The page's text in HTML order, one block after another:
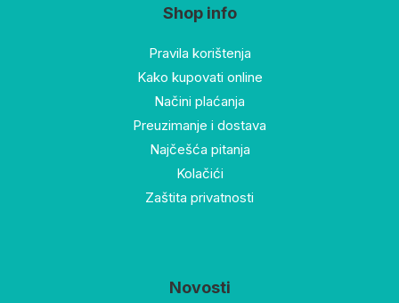
Shop info
Pravila korištenja
Kako kupovati online
Načini plaćanja
Preuzimanje i dostava
Najčešća pitanja
Kolačići
Zaštita privatnosti
Novosti